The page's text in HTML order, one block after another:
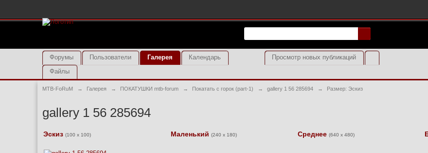
Просмотр новых публикаций
Форумы Пользователи Галерея
Календарь
Файлы
MTB-FoRuM → Галерея → ПОКАТУШКИ mtb-forum → Покатать с горок (part-1) → gallery 1 56 285694 → Размер: Эскиз
gallery 1 56 285694
Эскиз (100 x 100) Маленький (240 x 180) Среднее (640 x 480)